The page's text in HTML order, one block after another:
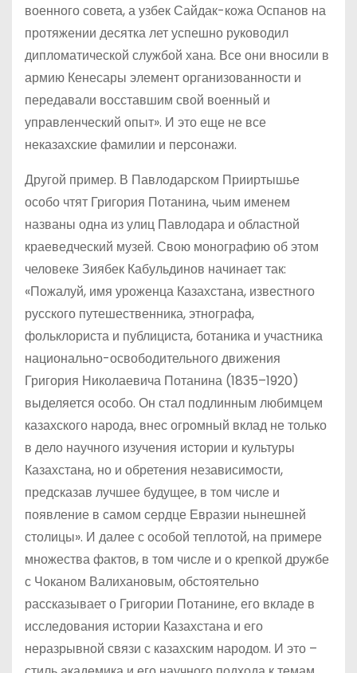
военного совета, а узбек Сайдак-кожа Оспанов на
протяжении десятка лет успешно руководил
дипломатической службой хана. Все они вносили в
армию Кенесары элемент организованности и
передавали восставшим свой военный и
управленческий опыт». И это еще не все
неказахские фамилии и персонажи.
Другой пример. В Павлодарском Прииртышье
особо чтят Григория Потанина, чьим именем
названы одна из улиц Павлодара и областной
краеведческий музей. Свою монографию об этом
человеке Зиябек Кабульдинов начинает так:
«Пожалуй, имя уроженца Казахстана, известного
русского путешественника, этнографа,
фольклориста и публициста, ботаника и участника
национально-освободительного движения
Григория Николаевича Потанина (1835–1920)
выделяется особо. Он стал подлинным любимцем
казахского народа, внес огромный вклад не только
в дело научного изучения истории и культуры
Казахстана, но и обретения независимости,
предсказав лучшее будущее, в том числе и
появление в самом сердце Евразии нынешней
столицы». И далее с особой теплотой, на примере
множества фактов, в том числе и о крепкой дружбе
с Чоканом Валихановым, обстоятельно
рассказывает о Григории Потанине, его вкладе в
исследования истории Казахстана и его
неразрывной связи с казахским народом. И это –